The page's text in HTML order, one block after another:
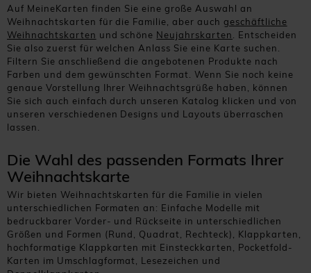
Auf MeineKarten finden Sie eine große Auswahl an
Weihnachtskarten für die Familie, aber auch geschäftliche
Weihnachtskarten und schöne Neujahrskarten. Entscheiden
Sie also zuerst für welchen Anlass Sie eine Karte suchen.
Filtern Sie anschließend die angebotenen Produkte nach
Farben und dem gewünschten Format. Wenn Sie noch keine
genaue Vorstellung Ihrer Weihnachtsgrüße haben, können
Sie sich auch einfach durch unseren Katalog klicken und von
unseren verschiedenen Designs und Layouts überraschen
lassen.
Die Wahl des passenden Formats Ihrer
Weihnachtskarte
Wir bieten Weihnachtskarten für die Familie in vielen
unterschiedlichen Formaten an: Einfache Modelle mit
bedruckbarer Vorder- und Rückseite in unterschiedlichen
Größen und Formen (Rund, Quadrat, Rechteck), Klappkarten,
hochformatige Klappkarten mit Einsteckkarten, Pocketfold-
Karten im Umschlagformat, Lesezeichen und